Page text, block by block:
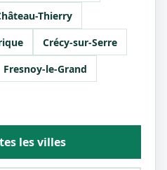
Thierry
Crécy-sur-Serre
Fresnoy-le-Grand
les villes